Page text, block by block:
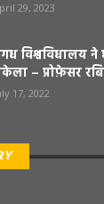
29, 2023
विश्वविधालय ने
– प्रोफ़ेसर
17, 2022